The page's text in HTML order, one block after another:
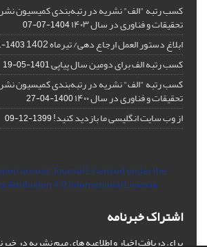
کسب رتبه "الف" نشریه در رتبه‌بندی کمیسیون
تحقیقات و فناوری در سال ۱۴۰۳ 1404-07-07
ابلاغ دستور العمل ارجاع دهی/ تیرماه 1402 1403-11-11
کسب رتبه الف برای دومین سال پیاپی1401-05-19
کسب رتبه "الف" نشریه در رتبه‌بندی کمیسیون
تحقیقات و فناوری در سال ۱۴۰۰ 1400-04-27
از وب سایت انگلیسی ما بازدید کنید!1399-12-09
access Journal Licensedunder the
Attribution 4.0 International License
اشتراک خبرنامه
برای دریافت اخبار و اطلاعیه های مهم نشریه در